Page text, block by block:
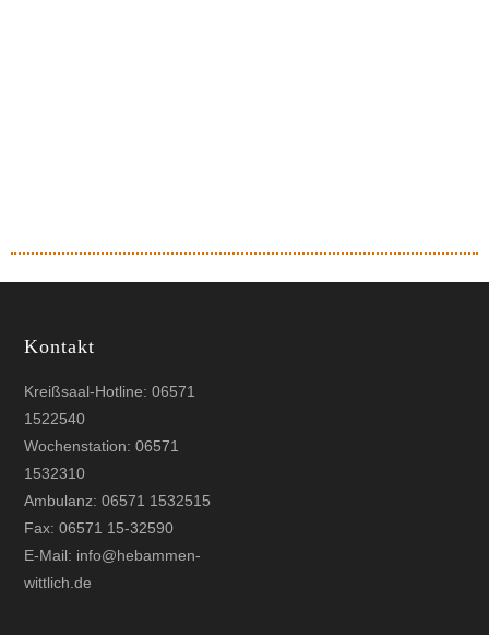
Kontakt
Kreißsaal-Hotline: 06571
1522540
Wochenstation: 06571
1532310
Ambulanz: 06571 1532515
Fax: 06571 15-32590
E-Mail: info@hebammen-
wittlich.de